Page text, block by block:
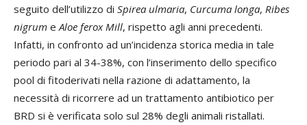
seguito dell’utilizzo di Spirea ulmaria, Curcuma longa, Ribes
nigrum e Aloe ferox Mill, rispetto agli anni precedenti.
Infatti, in confronto ad un’incidenza storica media in tale
periodo pari al 34-38%, con l’inserimento dello specifico
pool di fitoderivati nella razione di adattamento, la
necessità di ricorrere ad un trattamento antibiotico per
BRD si è verificata solo sul 28% degli animali ristallati.